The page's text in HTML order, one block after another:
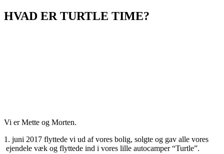
HVAD ER TURTLE TIME?
Vi er Mette og Morten.
1. juni 2017 flyttede vi ud af vores bolig, solgte og gav alle vores
ejendele væk og flyttede ind i vores lille autocamper “Turtle”.